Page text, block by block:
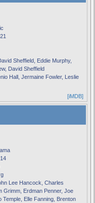
Sheffield, Eddie Murphy,
David Sheffield
Hall, Jermaine Fowler, Leslie
[iMDB]
Lee Hancock, Charles
Grimm, Erdman Penner, Joe
Temple, Elle Fanning, Brenton